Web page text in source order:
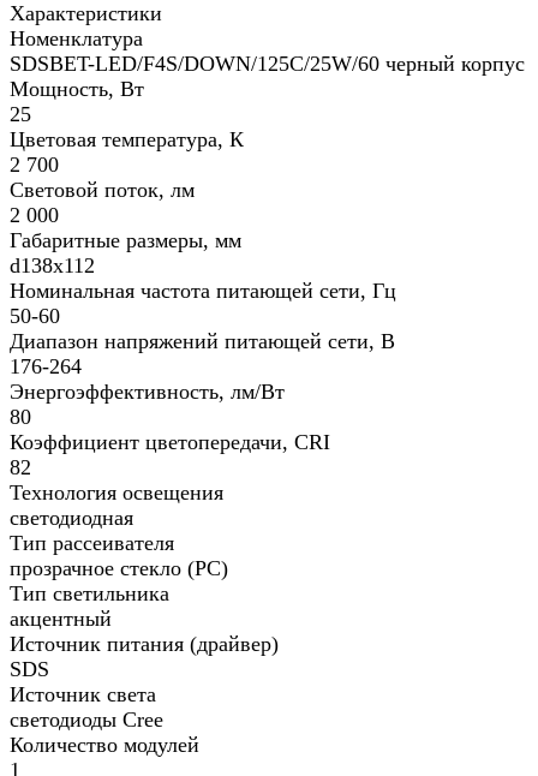
Характеристики
Номенклатура
SDSBET-LED/F4S/DOWN/125C/25W/60 черный корпус
Мощность, Вт
25
Цветовая температура, К
2 700
Световой поток, лм
2 000
Габаритные размеры, мм
d138х112
Номинальная частота питающей сети, Гц
50-60
Диапазон напряжений питающей сети, В
176-264
Энергоэффективность, лм/Вт
80
Коэффициент цветопередачи, CRI
82
Технология освещения
светодиодная
Тип рассеивателя
прозрачное стекло (PC)
Тип светильника
акцентный
Источник питания (драйвер)
SDS
Источник света
светодиоды Cree
Количество модулей
1